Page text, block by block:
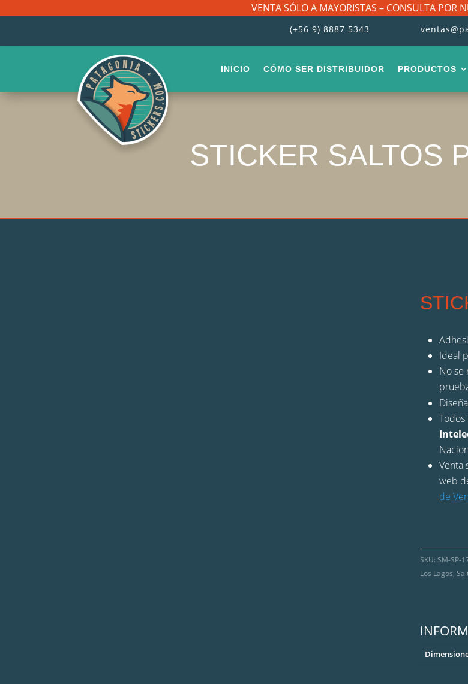
VENTA SÓLO A MAYORISTAS – CONSULTA POR
(+56 9) 8887 5343
INICIO CÓMO SER DISTRIBUIDOR PRODUCTOS
STICKER SALTOS
Ideal
No se
Venta
web
de
SKU: SM-SP-
Los Lagos,